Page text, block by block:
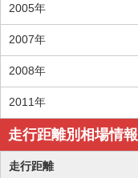
2005年
2007年
2008年
2011年
走行距離別相場情報
走行距離